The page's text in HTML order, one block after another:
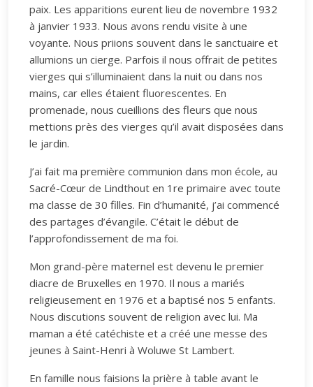
paix. Les apparitions eurent lieu de novembre 1932
à janvier 1933. Nous avons rendu visite à une
voyante. Nous priions souvent dans le sanctuaire et
allumions un cierge. Parfois il nous offrait de petites
vierges qui s’illuminaient dans la nuit ou dans nos
mains, car elles étaient fluorescentes. En
promenade, nous cueillions des fleurs que nous
mettions près des vierges qu’il avait disposées dans
le jardin.
J’ai fait ma première communion dans mon école, au
Sacré-Cœur de Lindthout en 1re primaire avec toute
ma classe de 30 filles. Fin d’humanité, j’ai commencé
des partages d’évangile. C’était le début de
l’approfondissement de ma foi.
Mon grand-père maternel est devenu le premier
diacre de Bruxelles en 1970. Il nous a mariés
religieusement en 1976 et a baptisé nos 5 enfants.
Nous discutions souvent de religion avec lui. Ma
maman a été catéchiste et a créé une messe des
jeunes à Saint-Henri à Woluwe St Lambert.
En famille nous faisions la prière à table avant le